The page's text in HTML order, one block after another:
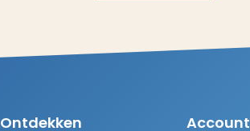
Ontdekken Account